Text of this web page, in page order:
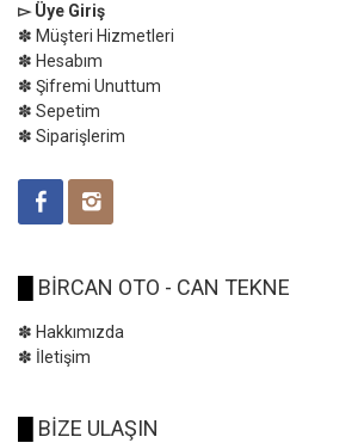
▻ Üye Giriş
✽ Müşteri Hizmetleri
✽ Hesabım
✽ Şifremi Unuttum
✽ Sepetim
✽ Siparişlerim
BİRCAN OTO - CAN TEKNE
✽ Hakkımızda
✽ İletişim
BİZE ULAŞIN